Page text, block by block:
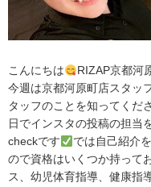
こんにちは
RIZAP京都河
今週は京都河原町店スタッ
タッフのことを知ってくだ
日でインスタの投稿の担当
checkです
では自己紹介
ので資格はいくつか持って
ス、幼児体育指導、健康指